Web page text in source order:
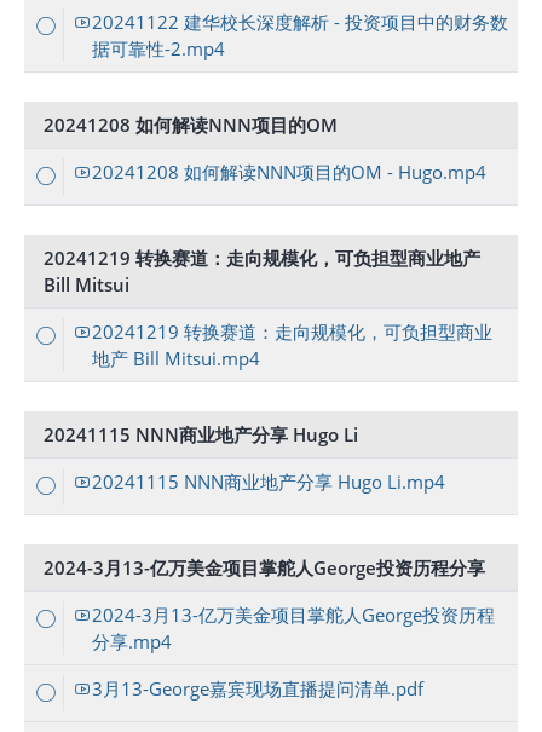
20241122 建华校长深度解析 - 投资项目中的财务数
据可靠性-2.mp4
20241208 如何解读NNN项目的OM
20241208 如何解读NNN项目的OM - Hugo.mp4
20241219 转换赛道：走向规模化，可负担型商业地产
Bill Mitsui
20241219 转换赛道：走向规模化，可负担型商业
地产 Bill Mitsui.mp4
20241115 NNN商业地产分享 Hugo Li
20241115 NNN商业地产分享 Hugo Li.mp4
2024-3月13-亿万美金项目掌舵人George投资历程分享
2024-3月13-亿万美金项目掌舵人George投资历程
分享.mp4
3月13-George嘉宾现场直播提问清单.pdf